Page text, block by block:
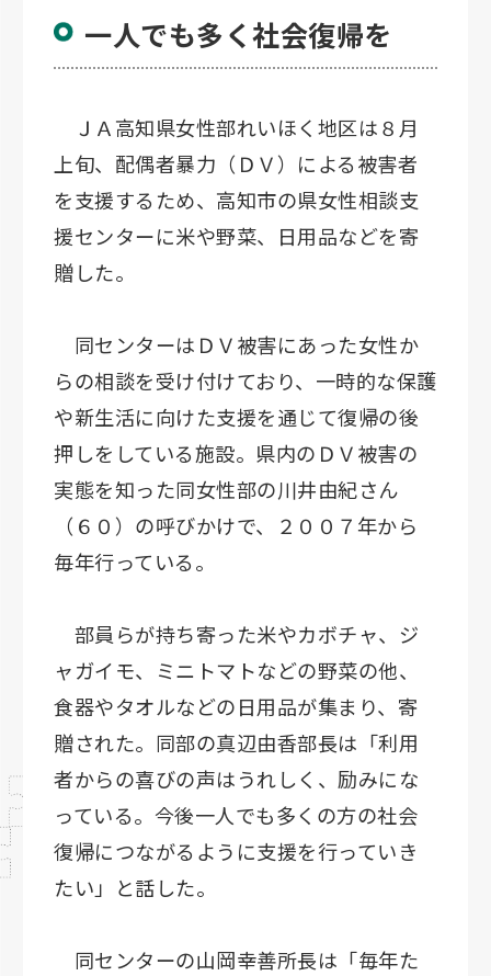
一人でも多く社会復帰を
ＪＡ高知県女性部れいほく地区は８月
上旬、配偶者暴力（ＤＶ）による被害者
を支援するため、高知市の県女性相談支
援センターに米や野菜、日用品などを寄
贈した。
同センターはＤＶ被害にあった女性か
らの相談を受け付けており、一時的な保護
や新生活に向けた支援を通じて復帰の後
押しをしている施設。県内のＤＶ被害の
実態を知った同女性部の川井由紀さん
（６０）の呼びかけで、２００７年から
毎年行っている。
部員らが持ち寄った米やカボチャ、ジ
ャガイモ、ミニトマトなどの野菜の他、
食器やタオルなどの日用品が集まり、寄
贈された。同部の真辺由香部長は「利用
者からの喜びの声はうれしく、励みにな
っている。今後一人でも多くの方の社会
復帰につながるように支援を行っていき
たい」と話した。
同センターの山岡幸善所長は「毎年た